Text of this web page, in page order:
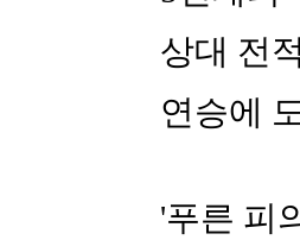
상대 전
연승에
'푸른 피